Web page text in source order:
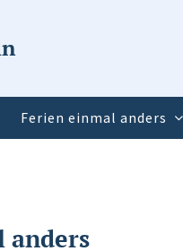
Ferien einmal anders
anders